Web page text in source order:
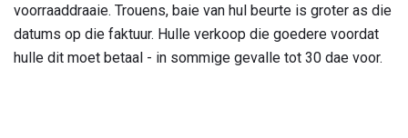
voorraaddraaie. Trouens, baie van hul beurte is groter as die
datums op die faktuur. Hulle verkoop die goedere voordat
hulle dit moet betaal - in sommige gevalle tot 30 dae voor.